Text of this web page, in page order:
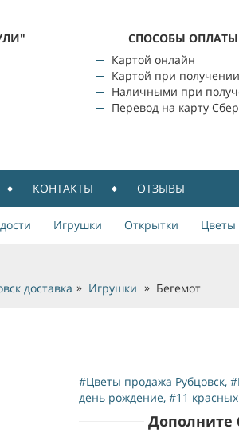
CПОСОБЫ ОПЛАТЫ
Картой онлайн
Картой при получении
Наличными при
Перевод на карту
КОНТАКТЫ ОТЗЫВЫ
Игрушки Открытки Цветы
доставка Игрушки Бегемот
#Цветы продажа Рубцовск,
день рождение, #11
Дополните